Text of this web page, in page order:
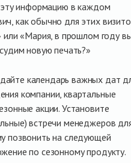
эту информацию в каждом
как обычно для этих
или «Мария, в прошлом году
новую печать?»
календарь важных дат
компании, квартальные
акции. Установите
встречи менеджеров
позвонить на следующей
по сезонному продукту.